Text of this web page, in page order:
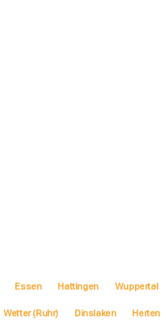
Essen Hattingen Wuppertal
Wetter (Ruhr) Dinslaken Herten